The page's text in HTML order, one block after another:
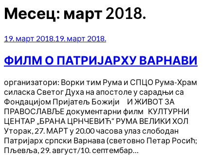
Месец: март 2018.
19. март 2018.19. март 2018.
ФИЛМ О ПАТРИЈАРХУ ВАРНАВИ
организатори: Ворки тим Рума и СПЦО Рума-Храм
силаска Светог Духа на апостоле у сарадњи са
Фондацијом Пријатељ Божији И ЖИВОТ ЗА
ПРАВОСЛАВЉЕ документарни филм КУЛТУРНИ
ЦЕНТАР „БРАНА ЦРНЧЕВИЋ“ РУМА ВЕЛИКИ ХОЛ
Уторак, 27. МАРТ у 20.00 часова улаз слободан
Патријарх српски Варнава (световно Петар Росић;
Пљевља, 29. август/10. септембар…